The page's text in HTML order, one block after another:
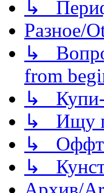
↳
Разное/
↳
from
↳ Купи-
↳ Ищу
↳
↳